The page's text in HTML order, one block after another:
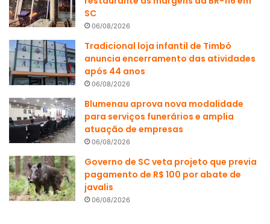
SC
06/08/2026
Tradicional loja infantil de Timbó
anuncia encerramento das atividades
após 44 anos
06/08/2026
Blumenau aprova nova modalidade
para serviços funerários e amplia
atuação de empresas
06/08/2026
Governo de SC veta projeto que previa
pagamento de R$ 100 por abate de
javalis
06/08/2026